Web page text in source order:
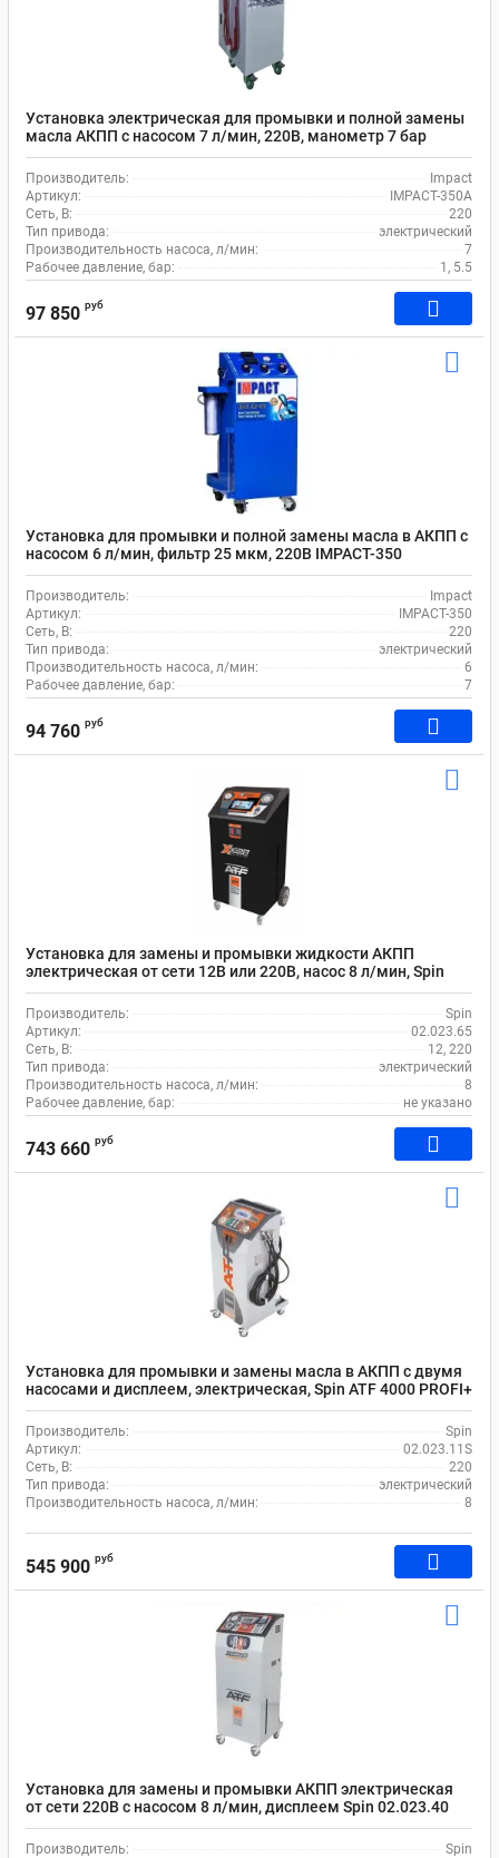
Установка электрическая для промывки и полной замены
масла АКПП с насосом 7 л/мин, 220В, манометр 7 бар
IMPACT-350A
Производитель:
Impact
Артикул:
IMPACT-350A
Сеть, В:
220
Тип привода:
электрический
Производительность насоса, л/мин:
7
Рабочее давление, бар:
1, 5.5
97 850 руб
Установка для промывки и полной замены масла в АКПП с
насосом 6 л/мин, фильтр 25 мкм, 220В IMPACT-350
Производитель:
Impact
Артикул:
IMPACT-350
Сеть, В:
220
Тип привода:
электрический
Производительность насоса, л/мин:
6
Рабочее давление, бар:
7
94 760 руб
Установка для замены и промывки жидкости АКПП
электрическая от сети 12В или 220В, насос 8 л/мин, Spin
ATF X-DRIVE 4500 02.023.65
Производитель:
Spin
Артикул:
02.023.65
Сеть, В:
12, 220
Тип привода:
электрический
Производительность насоса, л/мин:
8
Рабочее давление, бар:
не указано
743 660 руб
Установка для промывки и замены масла в АКПП с двумя
насосами и дисплеем, электрическая, Spin ATF 4000 PROFI+
02.023.11S
Производитель:
Spin
Артикул:
02.023.11S
Сеть, В:
220
Тип привода:
электрический
Производительность насоса, л/мин:
8
545 900 руб
Установка для замены и промывки АКПП электрическая
от сети 220В с насосом 8 л/мин, дисплеем Spin 02.023.40
Производитель:
Spin